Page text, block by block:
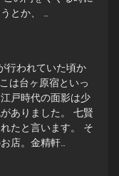
とか、 …
行われていた頃か
は台ヶ原宿といっ
戸時代の面影は少
ありました。 七賢
たと言います。 そ
店。金精軒…